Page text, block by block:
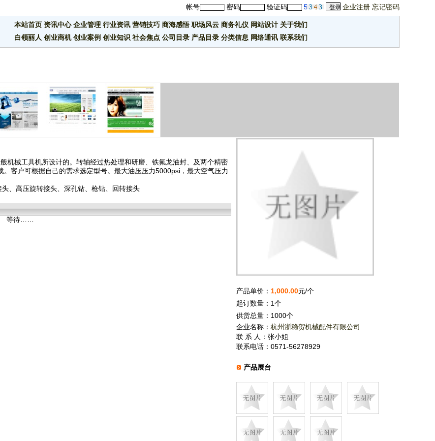
帐号 密码 验证码 企业注册 忘记密码
本站首页 资讯中心 企业管理 行业资讯 营销技巧 商海感悟 职场风云 商务礼仪 网站设计 关于我们
白领丽人 创业商机 创业案例 创业知识 社会焦点 公司目录 产品目录 分类信息 网络通讯 联系我们
机械工具机所设计的。转轴经过热处理和研磨、铁氟龙油封、及两个精密
客户可根据自己的需求选定型号。最大油压压力5000psi，最大空气压力
、高压旋转接头、深孔钻、枪钻、回转接头
等待……
产品单价： 1,000.00元/个
起订数量：1个
供货总量：1000个
企业名称： 杭州浙稳贺机械配件有限公司
联 系 人：张小姐
联系电话：0571-56278929
产品展台